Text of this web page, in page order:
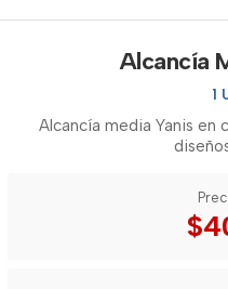
Alcancía
1
Alcancía media Yanis en